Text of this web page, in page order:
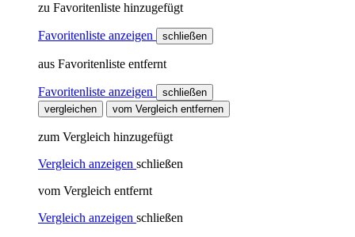
zu Favoritenliste hinzugefügt
Favoritenliste anzeigen schließen
aus Favoritenliste entfernt
Favoritenliste anzeigen
schließen
vergleichen
vom Vergleich entfernen
zum Vergleich hinzugefügt
Vergleich anzeigen schließen
vom Vergleich entfernt
Vergleich anzeigen schließen